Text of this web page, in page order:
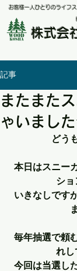
お客様一人ひとりのライフ
株式会
記事
またまた
ゃいまし
どう
本日はスニー
シ
いきなしです
毎年抽選で頼
れし
今回は当選し